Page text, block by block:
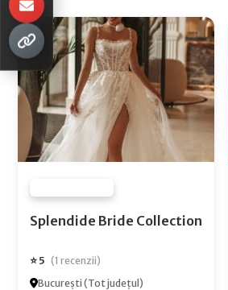
Splendide Bride Collection
⭐ 5 (1 recenzii)
București (Tot județul)